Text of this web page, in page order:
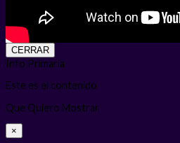
CERRAR
Info Primaria
Este es el contenido
Que Quiero Mostrar
×